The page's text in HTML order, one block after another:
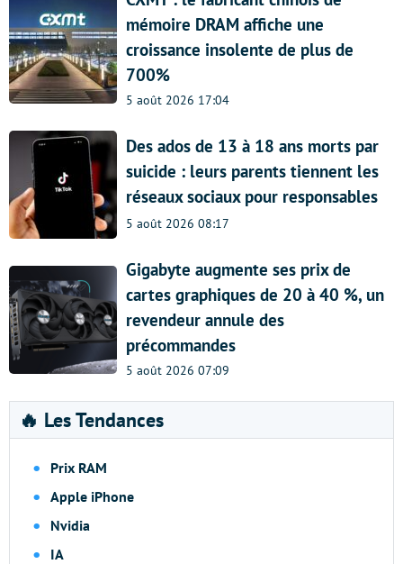
mémoire DRAM affiche une
croissance insolente de plus de
700%
5 août 2026 17:04
Des ados de 13 à 18 ans morts par
suicide : leurs parents tiennent les
réseaux sociaux pour responsables
5 août 2026 08:17
Gigabyte augmente ses prix de
cartes graphiques de 20 à 40 %, un
revendeur annule des
précommandes
5 août 2026 07:09
🔥 Les Tendances
Prix RAM
Apple iPhone
Nvidia
IA